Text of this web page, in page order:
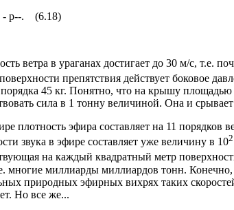
- р--. (6.18)
ветра в ураганах достигает до 30 м/с, т.е.
поверхности препятствия действует боковое
45 кг. Понятно, что на крышу площадью
сила в 1 тонну величиной. Она и
плотность эфира составляет на 11 порядков
звука в эфире составляет уже величину в 10
на каждый квадратный метр
многие миллиарды миллиардов тонн.
природных эфирных вихрях таких
Но все же...